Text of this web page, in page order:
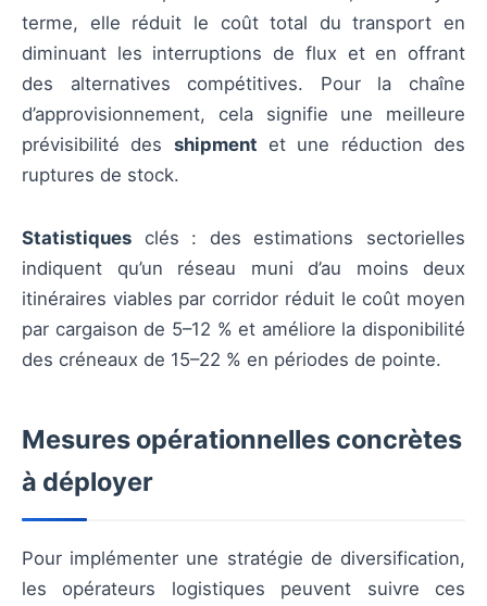
terme, elle réduit le coût total du transport en
diminuant les interruptions de flux et en offrant
des alternatives compétitives. Pour la chaîne
d’approvisionnement, cela signifie une meilleure
prévisibilité des shipment et une réduction des
ruptures de stock.
Statistiques clés : des estimations sectorielles
indiquent qu’un réseau muni d’au moins deux
itinéraires viables par corridor réduit le coût moyen
par cargaison de 5–12 % et améliore la disponibilité
des créneaux de 15–22 % en périodes de pointe.
Mesures opérationnelles concrètes
à déployer
Pour implémenter une stratégie de diversification,
les opérateurs logistiques peuvent suivre ces